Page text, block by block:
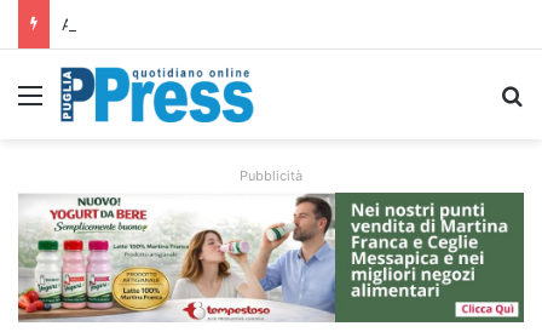
Menu
Pubblicità